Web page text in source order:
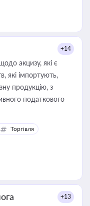
+14
акцизу, які є
які імпортують,
продукцію, з
податкового
Торгівля
+13